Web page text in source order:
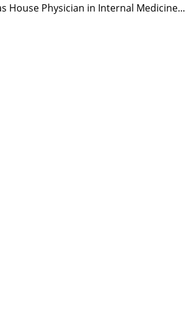
House Physician in Internal Medicine...